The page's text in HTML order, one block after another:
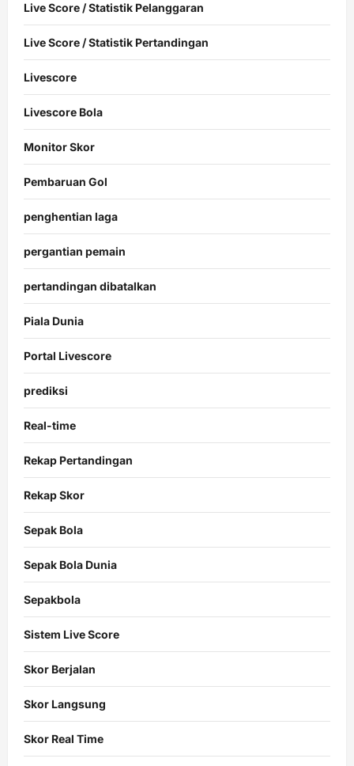
Live Score / Statistik Pelanggaran
Live Score / Statistik Pertandingan
Livescore
Livescore Bola
Monitor Skor
Pembaruan Gol
penghentian laga
pergantian pemain
pertandingan dibatalkan
Piala Dunia
Portal Livescore
prediksi
Real-time
Rekap Pertandingan
Rekap Skor
Sepak Bola
Sepak Bola Dunia
Sepakbola
Sistem Live Score
Skor Berjalan
Skor Langsung
Skor Real Time